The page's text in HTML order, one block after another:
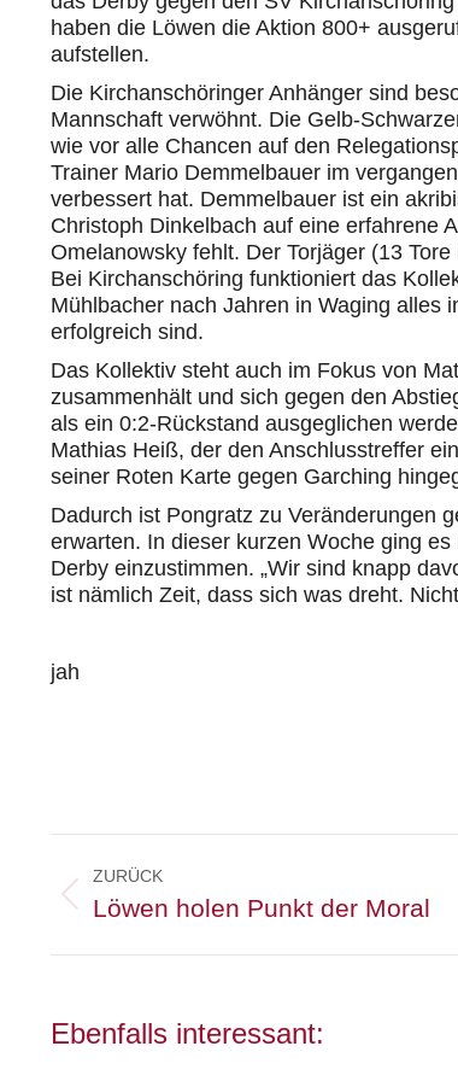
haben die Löwen die Aktion 800+
aufstellen.
Die Kirchanschöringer Anhänger sind
Mannschaft verwöhnt. Die Gelb-
wie vor alle Chancen auf den
Trainer Mario Demmelbauer im
verbessert hat. Demmelbauer ist ein
Christoph Dinkelbach auf eine erfahrene
Omelanowsky fehlt. Der Torjäger (13
Bei Kirchanschöring funktioniert das
Mühlbacher nach Jahren in Waging alles
erfolgreich sind.
Das Kollektiv steht auch im Fokus von
zusammenhält und sich gegen den
als ein 0:2-Rückstand ausgeglichen
Mathias Heiß, der den Anschlusstreffer
seiner Roten Karte gegen Garching
Dadurch ist Pongratz zu Veränderungen
erwarten. In dieser kurzen Woche ging
Derby einzustimmen. „Wir sind knapp
ist nämlich Zeit, dass sich was dreht.
jah
ZURÜCK
Vorheriger
Löwen holen Punkt der Moral
Ebenfalls interessant: